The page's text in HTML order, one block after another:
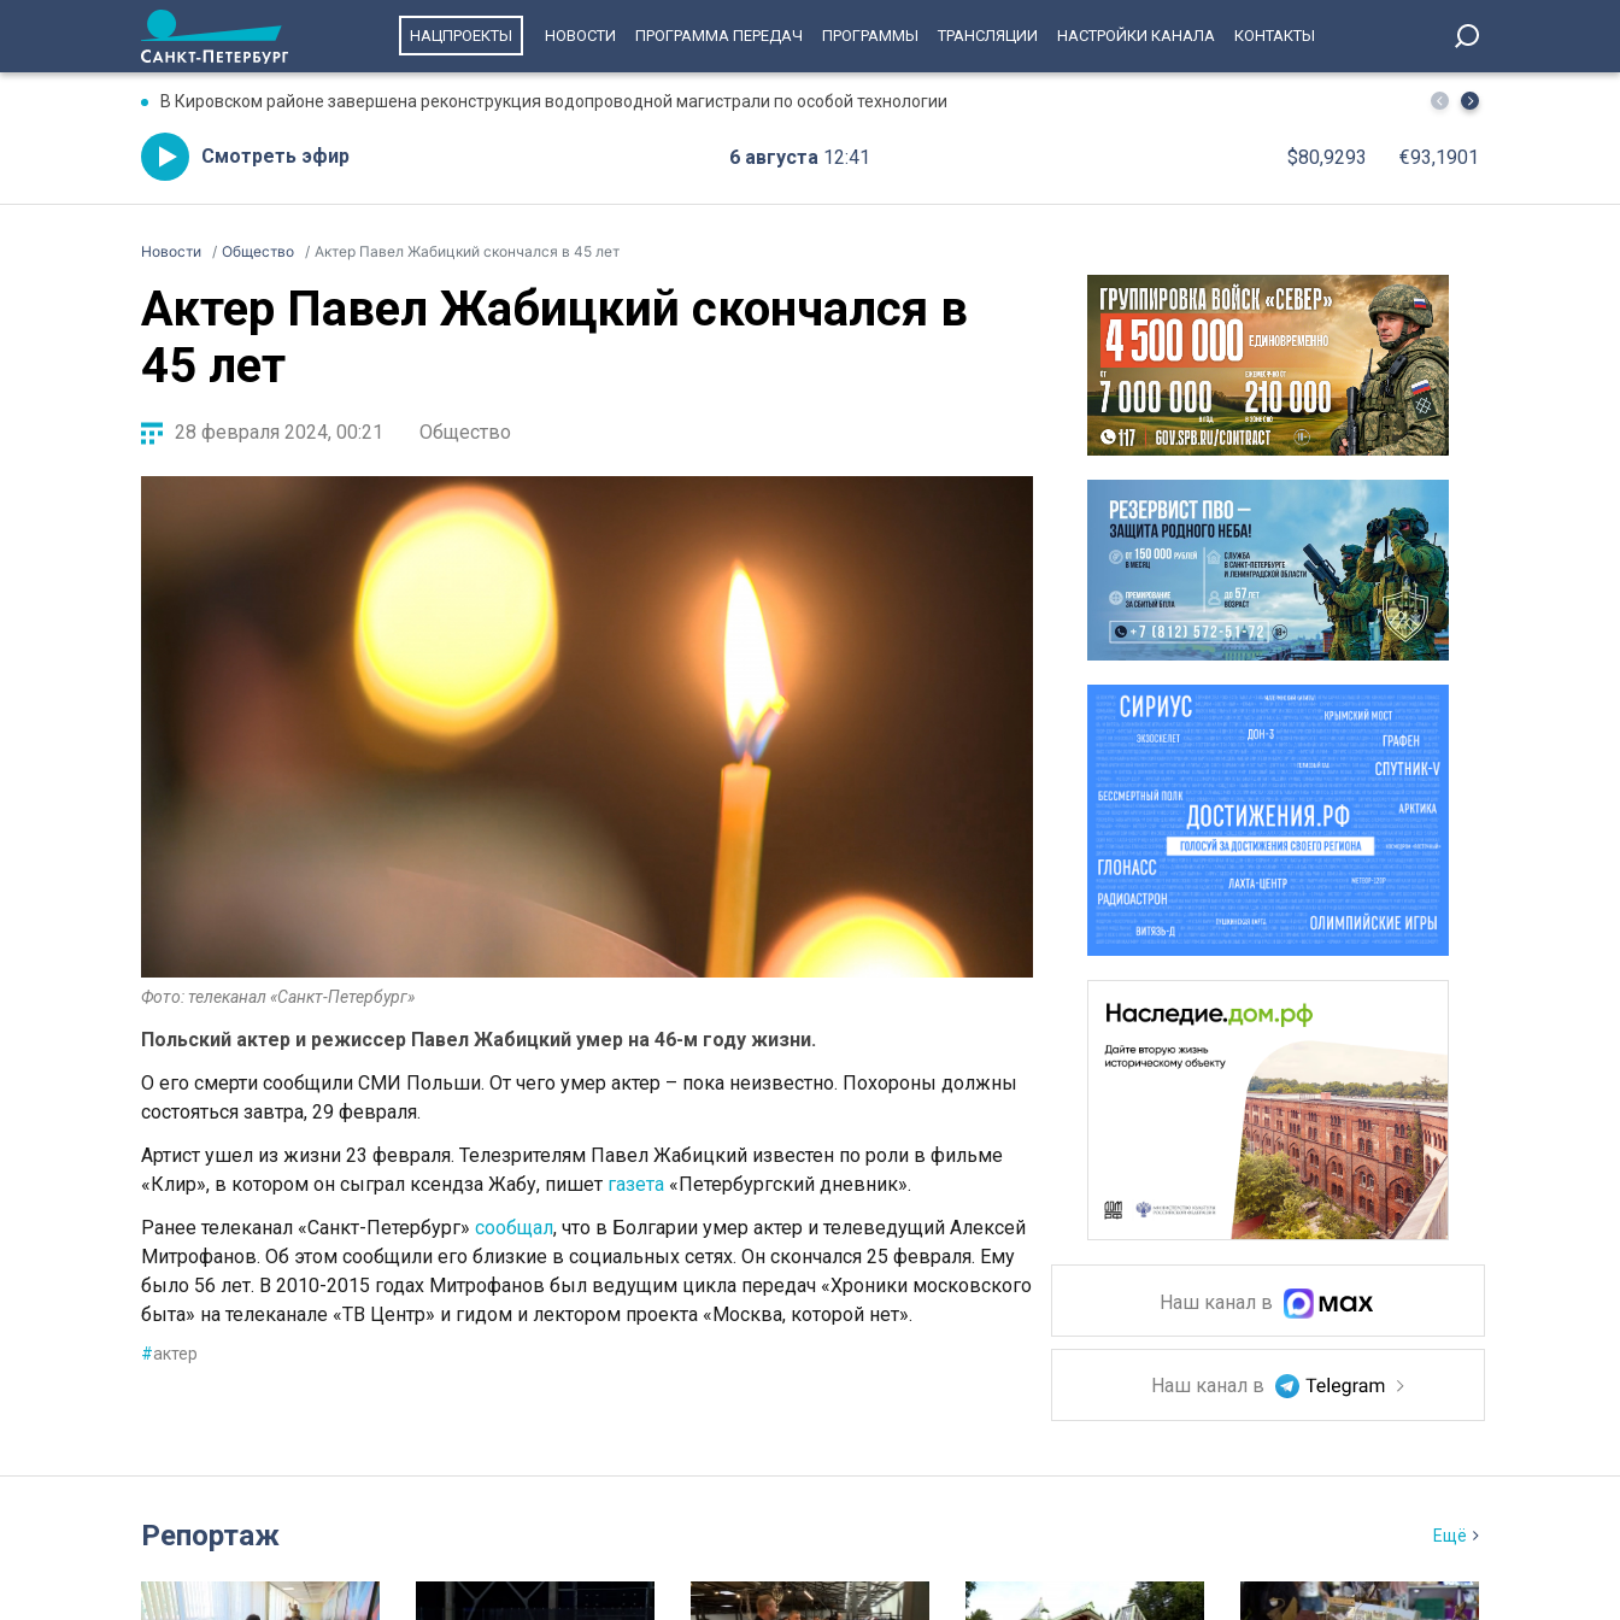
НАЦПРОЕКТЫ НОВОСТИ ПРОГРАММА ПЕРЕДАЧ ПРОГРАММЫ ТРАНСЛЯЦИИ НАСТРОЙКИ КАНАЛА КОНТАКТЫ
В Кировском районе завершена реконструкция водопроводной магистрали по особой технологии Два необычных аттракциона появились в Петербурге
Смотреть эфир 6 августа 12:41 $80,9293 €93,1901
Новости Общество Актер Павел Жабицкий скончался в 45 лет
Актер Павел Жабицкий скончался в
45 лет
28 февраля 2024, 00:21 Общество
Фото: телеканал «Санкт-Петербург»
Польский актер и режиссер Павел Жабицкий умер на 46-м году жизни.
О его смерти сообщили СМИ Польши. От чего умер актер – пока неизвестно. Похороны должны
состояться завтра, 29 февраля.
Артист ушел из жизни 23 февраля. Телезрителям Павел Жабицкий известен по роли в фильме
«Клир», в котором он сыграл ксендза Жабу, пишет газета «Петербургский дневник».
Ранее телеканал «Санкт-Петербург» сообщал, что в Болгарии умер актер и телеведущий Алексей
Митрофанов. Об этом сообщили его близкие в социальных сетях. Он скончался 25 февраля. Ему
было 56 лет. В 2010-2015 годах Митрофанов был ведущим цикла передач «Хроники московского
быта» на телеканале «ТВ Центр» и гидом и лектором проекта «Москва, которой нет».
#актер
Наш канал в
Наш канал в
Репортаж Ещё